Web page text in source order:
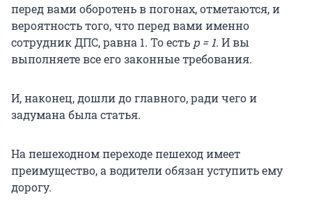
перед вами оборотень в погонах, отметаются, и
вероятность того, что перед вами именно
сотрудник ДПС, равна 1. То есть p = 1. И вы
выполняете все его законные требования.
И, наконец, дошли до главного, ради чего и
задумана была статья.
На пешеходном переходе пешеход имеет
преимущество, а водители обязан уступить ему
дорогу.